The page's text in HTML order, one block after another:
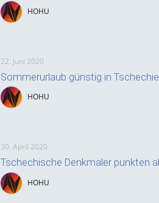
HOHU
22. Juni 2020
Sommerurlaub günstig in
HOHU
30. April 2020
Tschechische Denkmäler punkten
HOHU